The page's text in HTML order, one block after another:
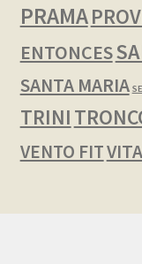
PRAMA
ENTONCES
SANTA MARIA
TRINI
VENTO FIT